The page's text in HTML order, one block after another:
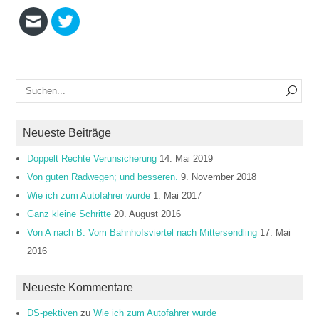
Neueste Beiträge
Doppelt Rechte Verunsicherung 14. Mai 2019
Von guten Radwegen; und besseren. 9. November 2018
Wie ich zum Autofahrer wurde 1. Mai 2017
Ganz kleine Schritte 20. August 2016
Von A nach B: Vom Bahnhofsviertel nach Mittersendling 17. Mai
2016
Neueste Kommentare
DS-pektiven zuWie ich zum Autofahrer wurde